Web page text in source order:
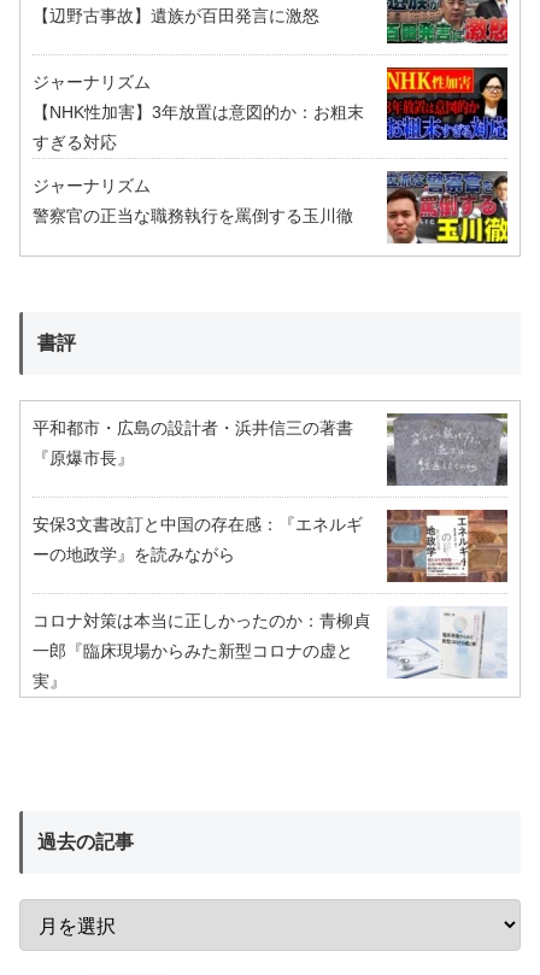
【辺野古事故】遺族が百田発言に激怒
ジャーナリズム
【NHK性加害】3年放置は意図的か：お粗末
すぎる対応
ジャーナリズム
警察官の正当な職務執行を罵倒する玉川徹
書評
平和都市・広島の設計者・浜井信三の著書
『原爆市長』
安保3文書改訂と中国の存在感：『エネルギ
ーの地政学』を読みながら
コロナ対策は本当に正しかったのか：青柳貞
一郎『臨床現場からみた新型コロナの虚と
実』
過去の記事